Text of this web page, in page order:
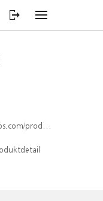
isin/CH1564644800